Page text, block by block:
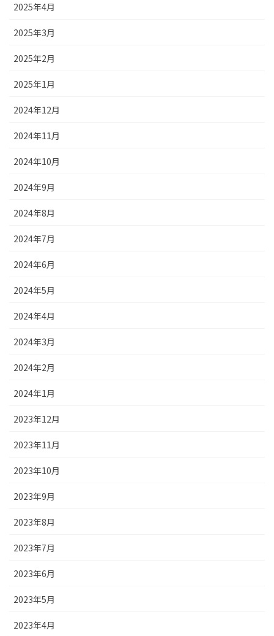
2025年4月
2025年3月
2025年2月
2025年1月
2024年12月
2024年11月
2024年10月
2024年9月
2024年8月
2024年7月
2024年6月
2024年5月
2024年4月
2024年3月
2024年2月
2024年1月
2023年12月
2023年11月
2023年10月
2023年9月
2023年8月
2023年7月
2023年6月
2023年5月
2023年4月